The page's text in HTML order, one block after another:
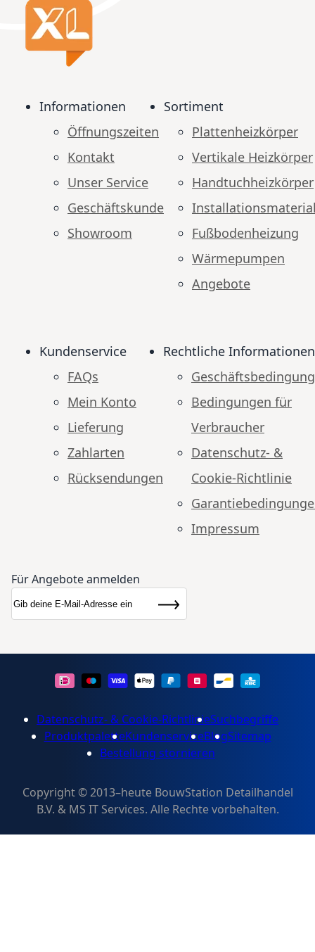
Informationen
Öffnungszeiten
Kontakt
Unser Service
Geschäftskunde
Showroom
Sortiment
Plattenheizkörper
Vertikale Heizkörper
Handtuchheizkörper
Fußbodenheizung
Wärmepumpen
Angebote
Kundenservice
FAQs
Mein Konto
Lieferung
Zahlarten
Rücksendungen
Rechtliche Informationen
Bedingungen für
Verbraucher
Datenschutz- &
Cookie-Richtlinie
Impressum
Für Angebote anmelden
Newsletter
Abonnieren
Datenschutz- & Cookie-RichtlinieSuchbegriffe
ProduktpaletteKundenserviceBlogSitemap
Bestellung stornieren
Copyright © 2013–heute BouwStation Detailhandel
B.V. & MS IT Services. Alle Rechte vorbehalten.